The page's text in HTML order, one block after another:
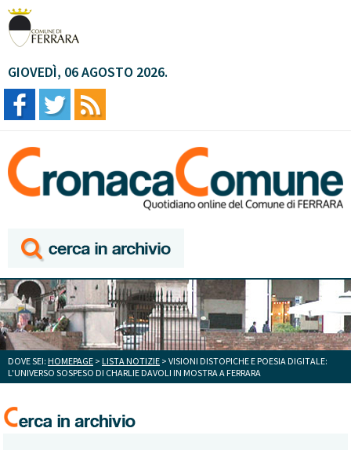
GIOVEDÌ, 06 AGOSTO 2026.
DOVE SEI: HOMEPAGE > LISTA NOTIZIE > VISIONI DISTOPICHE E POESIA DIGITALE:
L'UNIVERSO SOSPESO DI CHARLIE DAVOLI IN MOSTRA A FERRARA